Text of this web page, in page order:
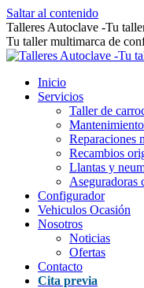
Saltar al contenido
Talleres Autoclave -Tu
Tu taller multimarca de
Inicio
Servicios
Taller de
Reparaciones
Recambios
Llantas y
Aseguradoras
Configurador
Vehiculos Ocasión
Nosotros
Noticias
Ofertas
Contacto
Cita previa